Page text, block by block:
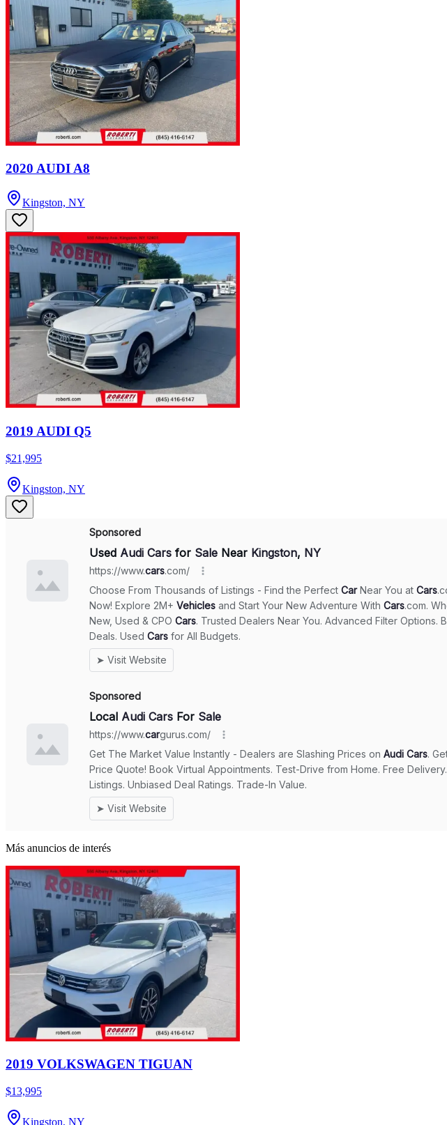
2020 AUDI A8
Kingston, NY
2019 AUDI Q5
$21,995
Kingston, NY
Más anuncios de interés
2019 VOLKSWAGEN TIGUAN
$13,995
Kingston, NY